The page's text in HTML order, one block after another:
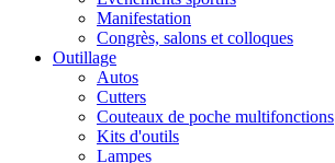
Manifestation
Congrès, salons et colloques
Outillage
Autos
Cutters
Couteaux de poche multifonctions
Kits d'outils
Lampes